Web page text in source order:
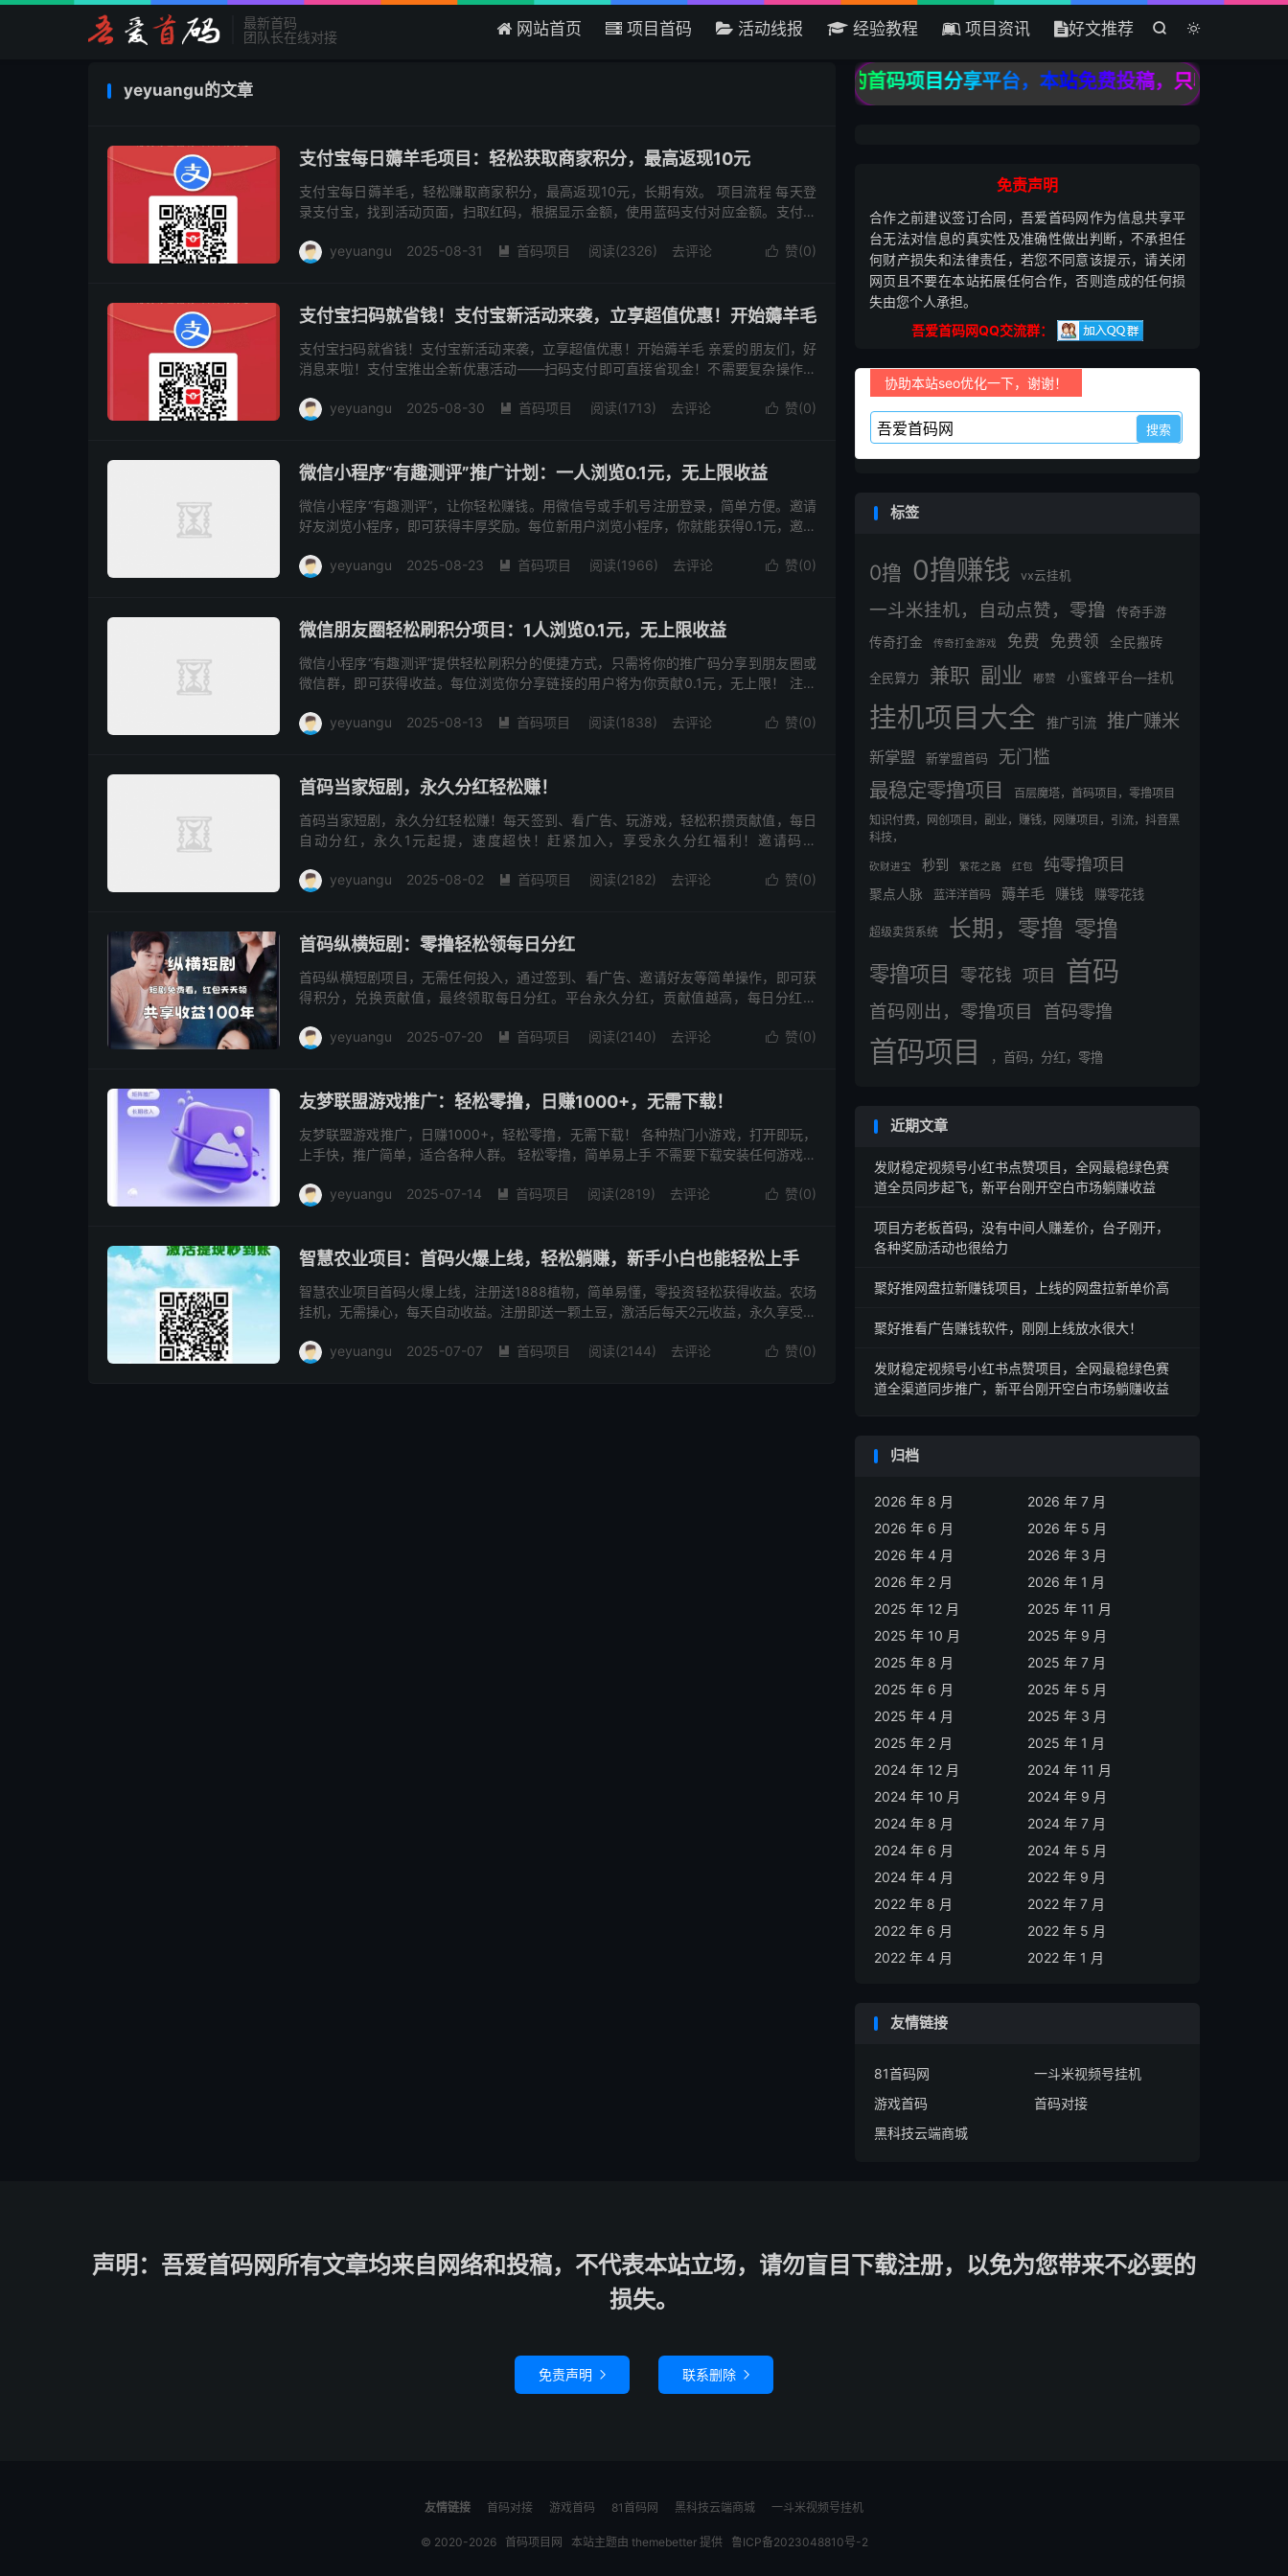
最新首码
团队长在线对接


网站首页 项目首码 活动线报 经验教程 项目资讯 好文推荐
yeyuangu的文章
支付宝每日薅羊毛项目：轻松获取商家积分，最高返现10元
支付宝每日薅羊毛，轻松赚取商家积分，最高返现10元，长期有效。 项目流程 每天登
录支付宝，找到活动页面，扫取红码，根据显示金额，使用蓝码支付对应金额。支付完
可获得1...
 赞(0)
yeyuangu 2025-08-31  首码项目 阅读(2326) 去评论
支付宝扫码就省钱！支付宝新活动来袭，立享超值优惠！开始薅羊毛
支付宝扫码就省钱！支付宝新活动来袭，立享超值优惠！开始薅羊毛 亲爱的朋友们，好
消息来啦！支付宝推出全新优惠活动——扫码支付即可直接省现金！不需要复杂操作，
家...
 赞(0)
yeyuangu 2025-08-30  首码项目 阅读(1713) 去评论
微信小程序“有趣测评”推广计划：一人浏览0.1元，无上限收益
微信小程序“有趣测评”，让你轻松赚钱。用微信号或手机号注册登录，简单方便。邀请
好友浏览小程序，即可获得丰厚奖励。每位新用户浏览小程序，你就能获得0.1元，邀请
 赞(0)
yeyuangu 2025-08-23  首码项目 阅读(1966) 去评论
微信朋友圈轻松刷积分项目：1人浏览0.1元，无上限收益
微信小程序“有趣测评”提供轻松刷积分的便捷方式，只需将你的推广码分享到朋友圈或
微信群，即可获得收益。每位浏览你分享链接的用户将为你贡献0.1元，无上限！ 注册
...
 赞(0)
yeyuangu 2025-08-13  首码项目 阅读(1838) 去评论
首码当家短剧，永久分红轻松赚！
首码当家短剧，永久分红轻松赚！每天签到、看广告、玩游戏，轻松积攒贡献值，每日
自动分红，永久1元起提，速度超快！赶紧加入，享受永久分红福利！邀请码：
点参与活动...
 赞(0)
yeyuangu 2025-08-02  首码项目 阅读(2182) 去评论
首码纵横短剧：零撸轻松领每日分红
首码纵横短剧项目，无需任何投入，通过签到、看广告、邀请好友等简单操作，即可获
得积分，兑换贡献值，最终领取每日分红。平台永久分红，贡献值越高，每日分红越
荐好友，每...
 赞(0)
yeyuangu 2025-07-20  首码项目 阅读(2140) 去评论
友梦联盟游戏推广：轻松零撸，日赚1000+，无需下载！
友梦联盟游戏推广，日赚1000+，轻松零撸，无需下载！ 各种热门小游戏，打开即玩，
上手快，推广简单，适合各种人群。 轻松零撸，简单易上手 不需要下载安装任何游戏，
 赞(0)
yeyuangu 2025-07-14  首码项目 阅读(2819) 去评论
智慧农业项目：首码火爆上线，轻松躺赚，新手小白也能轻松上手
智慧农业项目首码火爆上线，注册送1888植物，简单易懂，零投资轻松获得收益。农场
挂机，无需操心，每天自动收益。注册即送一颗土豆，激活后每天2元收益，永久享受收
益...
 赞(0)
yeyuangu 2025-07-07  首码项目 阅读(2144) 去评论
欢迎来到吾爱首码网 - 国内最大的首码项目分享平台，本站免费投稿，只收录高质量原
免责声明
合作之前建议签订合同，吾爱首码网作为信息共享平
台无法对信息的真实性及准确性做出判断，不承担任
何财产损失和法律责任，若您不同意该提示，请关闭
网页且不要在本站拓展任何合作，否则造成的任何损
失由您个人承担。
吾爱首码网QQ交流群：
协助本站seo优化一下，谢谢！
标签
0撸 0撸赚钱 vx云挂机
一斗米挂机，自动点赞，零撸
传奇手游
传奇打金
传奇打金游戏 免费 免费领 全民搬砖
全民算力 兼职 副业 嘟赞 小蜜蜂平台—挂机
挂机项目大全 推广引流 推广赚米
新掌盟 新掌盟首码 无门槛
最稳定零撸项目
百层魔塔，首码项目，零撸项目
知识付费，网创项目，副业，赚钱，网赚项目，引流，抖音黑
科技，
砍财进宝 秒到 繁花之路 红包 纯零撸项目
聚点人脉 蓝洋洋首码 薅羊毛 赚钱 赚零花钱
超级卖货系统 长期，零撸 零撸
零撸项目 零花钱 项目 首码
首码刚出，零撸项目 首码零撸
首码项目 ，首码，分红，零撸
近期文章
发财稳定视频号小红书点赞项目，全网最稳绿色赛
道全员同步起飞，新平台刚开空白市场躺赚收益
项目方老板首码，没有中间人赚差价，台子刚开，
各种奖励活动也很给力
聚好推网盘拉新赚钱项目，上线的网盘拉新单价高
聚好推看广告赚钱软件，刚刚上线放水很大！
发财稳定视频号小红书点赞项目，全网最稳绿色赛
道全渠道同步推广，新平台刚开空白市场躺赚收益
归档
2026 年 8 月
2026 年 7 月
2026 年 6 月
2026 年 5 月
2026 年 4 月
2026 年 3 月
2026 年 2 月
2026 年 1 月
2025 年 12 月
2025 年 11 月
2025 年 10 月
2025 年 9 月
2025 年 8 月
2025 年 7 月
2025 年 6 月
2025 年 5 月
2025 年 4 月
2025 年 3 月
2025 年 2 月
2025 年 1 月
2024 年 12 月
2024 年 11 月
2024 年 10 月
2024 年 9 月
2024 年 8 月
2024 年 7 月
2024 年 6 月
2024 年 5 月
2024 年 4 月
2022 年 9 月
2022 年 8 月
2022 年 7 月
2022 年 6 月
2022 年 5 月
2022 年 4 月
2022 年 1 月
友情链接
81首码网
一斗米视频号挂机
游戏首码
首码对接
黑科技云端商城
声明：吾爱首码网所有文章均来自网络和投稿，不代表本站立场，请勿盲目下载注册，以免为您带来不必要的
损失。
免责声明  联系删除 
友情链接 首码对接 游戏首码 81首码网 黑科技云端商城 一斗米视频号挂机
© 2020-2026 首码项目网 本站主题由 themebetter提供 鲁ICP备2023048810号-2